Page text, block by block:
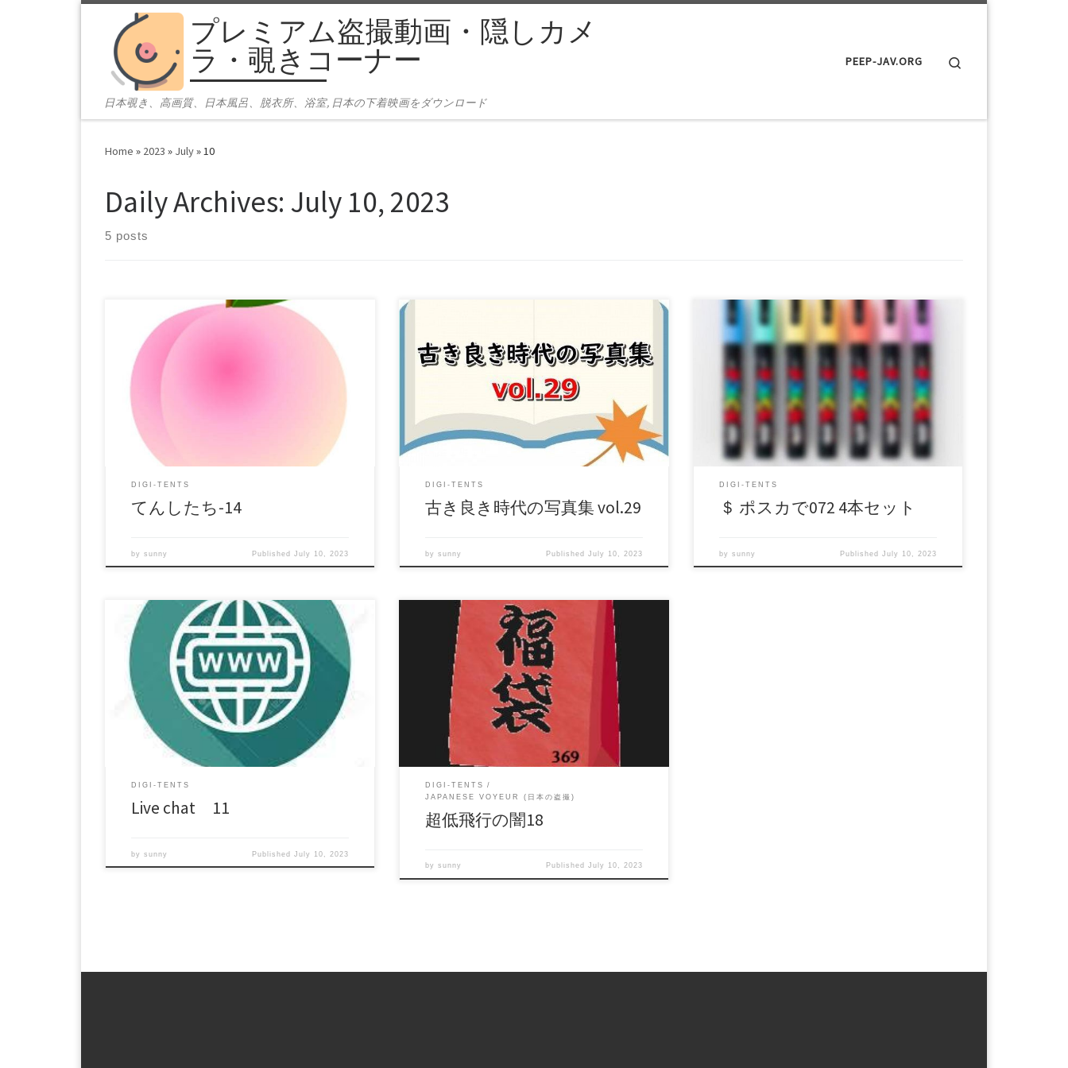
プレミアム盗撮動画・隠しカメ
ラ・覗きコーナー
日本覗き、高画質、日本風呂、脱衣所、浴室, 日本の下着映画をダウンロード
PEEP-JAV.ORG
Home » 2023 » July»10
Daily Archives: July 10, 2023
5 posts
てんしたち-14 動画本数：5本 商品番号：
15243196 配信開始日：2021年01月05日 20時 価
格：$25 還元率：- 売り手様：もものてんし ファ
イル形式：application/x-zip-compressed File Size:
Download (ダウンロード):
https://daofile.com/rszfaxfmmrds/15243196.zip
DIGI-TENTS
てんしたち-14
by sunny PublishedJuly 10, 2023
15346044 配信開始日：：2020年10日 15時 価
格：$20 還元率：- 売り手様：WEOFHNSMKE ファ
イル形式：application/x-zip-compressed 460920
File Size: 20 Mb Total Photos: 155 Download (ダウン
ロード):
https://daofile.com/19zoo1hwvinl/15346044.zip
DIGI-TENTS
古き良き時代の写真集 vol.29
by sunny PublishedJuly 10, 2023
＄ ポスカで072 4本セット 女の子が自分で撮影
した動画4本セット ポスカを使って覚えたての
07 愛液トロトロ 商品番号：15274102 配信開始
日：：2019年08日 04時 価格：$15 → $8 還元
率：- 売り手様：poll1475 ファイル形式：
application/x-zip-compressed File Size: 528 Mb
Resolution: 720×480 Duration: 00:32:20 Download
(ダウンロード):
https://daofile.com/i7uwsr51vluc/15274102.zip
DIGI-TENTS
＄ ポスカで072 4本セット
by sunny PublishedJuly 10, 2023
Live chat 11 Cライブ配信、おもちゃ2本、手マ
ン、顔も見えます、風呂場で乳もみ 商品番号：
15255834 配信開始日：2021年02月30日 02時 価
格：$10 還元率：- 売り手様：curabukomia ファ
イル形式：application/x-zip-compressed File Size:
98 Mb Resolution: 640×480 Duration: 00:05:39
Download (ダウンロード):
https://daofile.com/43qbh42nmkrw/15255834.zip
DIGI-TENTS
Live chat 11
by sunny PublishedJuly 10, 2023
超低飛行の闇18 など過激なものばかり こう 商
品名：超低飛行の闇18 商品番号：15231387 配信
開始日：2020年03月05日 20時 価格：$25 → $14
還元率：- 売り手様：3FU6KU9 ファイル形式：
application/x-zip-compressed File Size: 256 Mb
Resolution: 640×480 Duration: 00:10:25 Download
(ダウンロード):
https://daofile.com/nlekx28dm18z/15231387.zip
DIGI-TENTS
JAPANESE VOYEUR (日本の盗撮)
超低飛行の闇18
by sunny PublishedJuly 10, 2023